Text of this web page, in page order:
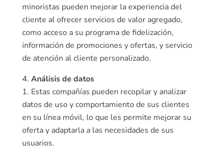
minoristas pueden mejorar la experiencia del
cliente al ofrecer servicios de valor agregado,
como acceso a su programa de fidelización,
información de promociones y ofertas, y servicio
de atención al cliente personalizado.
Análisis de datos
Estas compañías pueden recopilar y analizar
datos de uso y comportamiento de sus clientes
en su línea móvil, lo que les permite mejorar su
oferta y adaptarla a las necesidades de sus
usuarios.